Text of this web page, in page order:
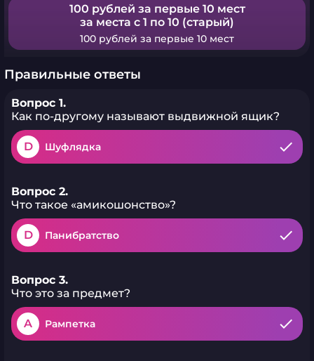
100 рублей за первые 10 мест
за места с 1 по 10 (старый)
100 рублей за первые 10 мест
Правильные ответы
Вопрос 1.
Как по-другому называют выдвижной ящик?
D Шуфлядка
Вопрос 2.
Что такое «амикошонство»?
D Панибратство
Вопрос 3.
Что это за предмет?
A Рампетка